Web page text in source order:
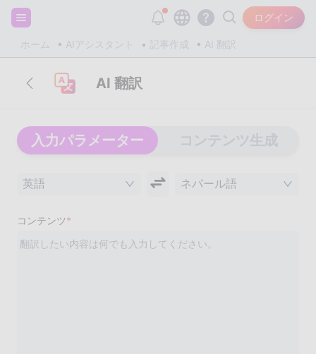
ログイン
ホーム AIアシスタント 記事作成 AI 翻訳
サインアップして20,000個の無料トークンをゲット！
AI 翻訳
入力パラメーター
英語 ネパール語
コンテンツ*